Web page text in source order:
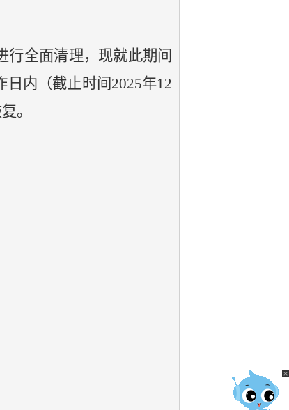
行全面清理，现就此期间
内（截止时间2025年12
。